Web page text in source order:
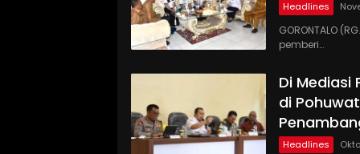
Headlines
GORONTALO
pemberi…
Di
di
Headlines